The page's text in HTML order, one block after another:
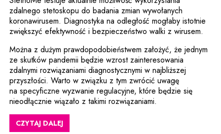
zdalnego stetoskopu do badania zmian wywołanych
koronawirusem. Diagnostyka na odległość mogłaby istotnie
zwiększyć efektywność i bezpieczeństwo walki z wirusem.
Można z dużym prawdopodobieństwem założyć, że jednym
ze skutków pandemii będzie wzrost zainteresowania
zdalnymi rozwiązaniami diagnostycznymi w najbliższej
przyszłości. Warto w związku z tym zwrócić uwagę
na specyficzne wyzwanie regulacyjne, które będzie się
nieodłącznie wiązało z takimi rozwiązaniami.
CZYTAJ DALEJ